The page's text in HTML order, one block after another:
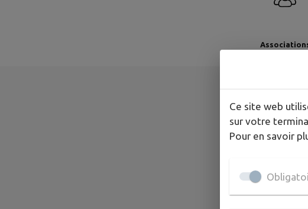
Ce site web
sur votre
Pour en savoir